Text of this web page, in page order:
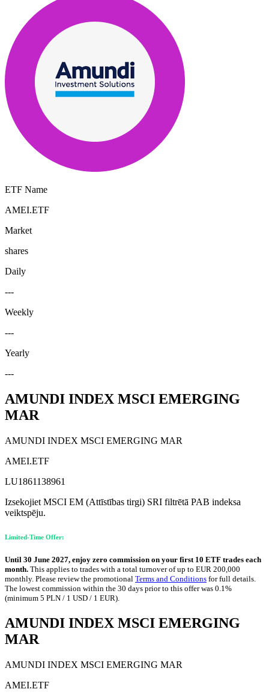
ETF Name
AMEI.ETF
Market
shares
Daily
---
Weekly
---
Yearly
---
AMUNDI INDEX MSCI EMERGING
MAR
AMUNDI INDEX MSCI EMERGING MAR
AMEI.ETF
LU1861138961
Izsekojiet MSCI EM (Attīstības tirgi) SRI filtrētā PAB indeksa
veiktspēju.
Limited-Time Offer:
Until 30 June 2027, enjoy zero commission on your first 10 ETF trades each
month. This applies to trades with a total turnover of up to EUR 200,000
monthly. Please review the promotional Terms and Conditions for full details.
The lowest commission within the 30 days prior to this offer was 0.1%
(minimum 5 PLN / 1 USD / 1 EUR).
AMUNDI INDEX MSCI EMERGING
MAR
AMUNDI INDEX MSCI EMERGING MAR
AMEI.ETF